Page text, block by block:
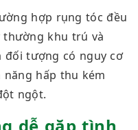
hợp rụng tóc đều
thường khu trú và
đối tượng có nguy cơ
năng hấp thu kém
ngột.